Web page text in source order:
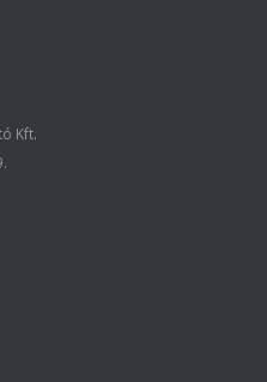
Kft.